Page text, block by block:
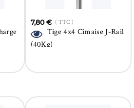
7,80 € ( TTC )
Tige 4x4 Cimaise J-Rail
(40Kg)